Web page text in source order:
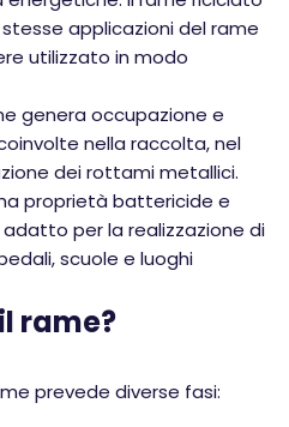
applicazioni del rame
utilizzato in modo
genera occupazione e
nella raccolta, nel
dei rottami metallici.
proprietà battericide e
per la realizzazione di
scuole e luoghi
rame?
prevede diverse fasi: